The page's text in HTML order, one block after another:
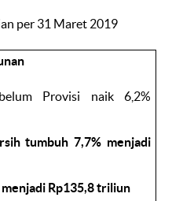
per 31 Maret 2019
Provisi naik 6,2%
tumbuh 7,7% menjadi
Rp135,8 triliun